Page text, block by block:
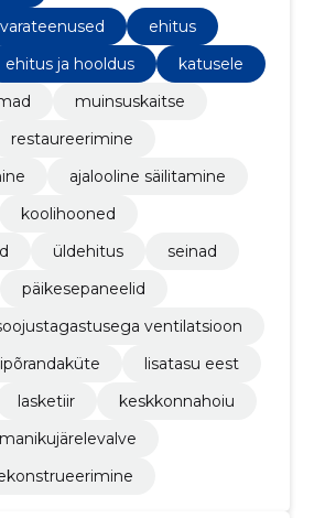
ehitus
ehitus ja hooldus
katusele
muinsuskaitse
restaureerimine
ajalooline säilitamine
koolihooned
üldehitus
seinad
päikesepaneelid
ventilatsioon
lisatasu eest
lasketiir
keskkonnahoiu